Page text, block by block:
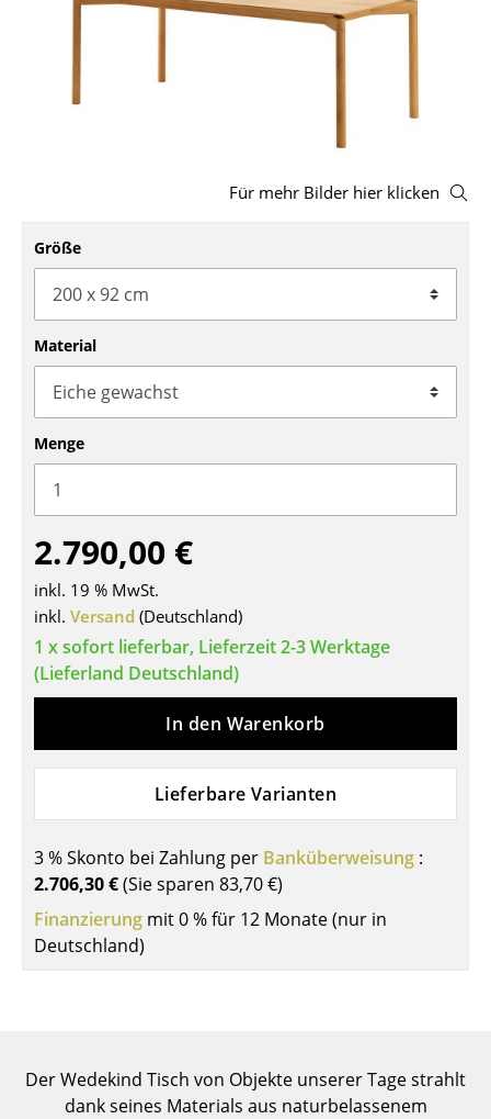
Schaukelstühle
Bürodrehstühle
Konferenzstühle
Bürosessel
Einzelteile
... alle Sitzmöbel
Tische
Esstische
Beistelltische
Couchtische
Schreibtische
Konferenztische
Kindertische
Gartentische
Servierwagen
Aufbewahren
Für mehr Bilder hier klicken
Größe
Material
Menge
2.790,00 €
inkl. 19 % MwSt.
inkl. Versand (Deutschland)
1 x sofort lieferbar, Lieferzeit 2-3 Werktage
(Lieferland Deutschland)
In den Warenkorb
Lieferbare Varianten
3 % Skonto bei Zahlung per Banküberweisung :
2.706,30 €(Sie sparen 83,70 €)
Finanzierung mit 0 % für 12 Monate (nur in
Deutschland)
Der Wedekind Tisch von Objekte unserer Tage strahlt
dank seines Materials aus naturbelassenem